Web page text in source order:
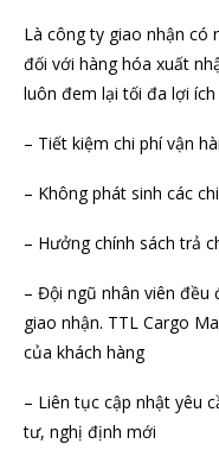
Là công ty giao nhận có
đối với hàng hóa xuất
luôn đem lại tối đa lợi
– Tiết kiệm chi phí vận
– Không phát sinh các
– Hưởng chính sách trả
– Đội ngũ nhân viên đều
giao nhận. TTL Cargo
của khách hàng
– Liên tục cập nhật yêu
tư, nghị định mới